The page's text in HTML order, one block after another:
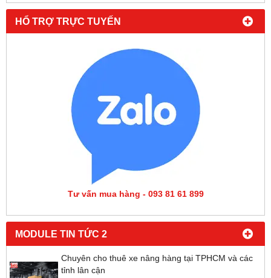
HỔ TRỢ TRỰC TUYẾN
Tư vấn mua hàng - 093 81 61 899
MODULE TIN TỨC 2
Chuyên cho thuê xe nâng hàng tại TPHCM và các
tỉnh lân cận